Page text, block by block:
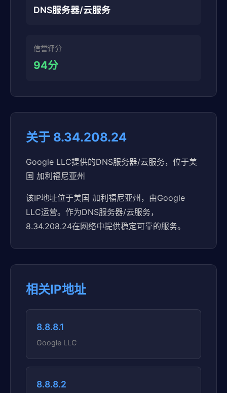
DNS服务器/云服务
信誉评分
94分
关于 8.34.208.24
Google LLC提供的DNS服务器/云服务，位于美
国 加利福尼亚州
该IP地址位于美国 加利福尼亚州，由Google
LLC运营。作为DNS服务器/云服务，
8.34.208.24在网络中提供稳定可靠的服务。
相关IP地址
8.8.8.1
Google LLC
8.8.8.2